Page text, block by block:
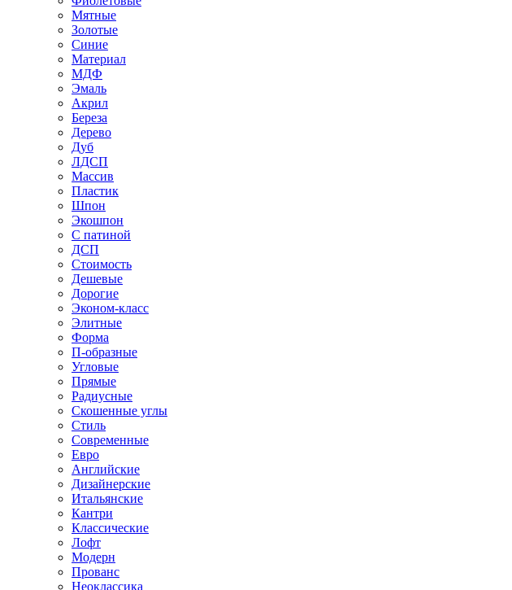
Мятные
Золотые
Синие
Материал
МДФ
Эмаль
Акрил
Береза
Дерево
Дуб
ЛДСП
Массив
Пластик
Шпон
Экошпон
С патиной
ДСП
Стоимость
Дешевые
Дорогие
Эконом-класс
Элитные
Форма
П-образные
Угловые
Прямые
Радиусные
Скошенные углы
Стиль
Современные
Евро
Английские
Дизайнерские
Итальянские
Кантри
Классические
Лофт
Модерн
Прованс
Неоклассика